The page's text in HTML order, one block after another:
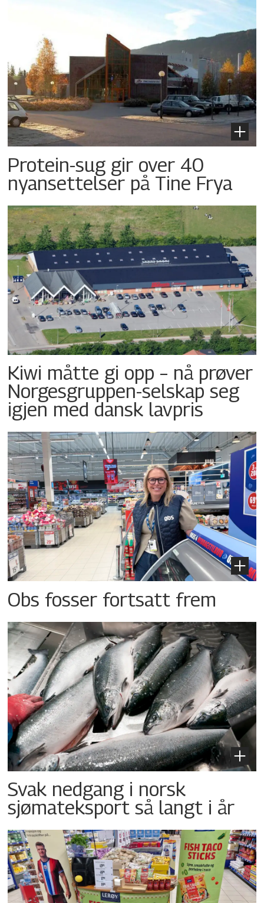
Protein-sug gir over 40
nyansettelser på Tine Frya
Kiwi måtte gi opp – nå prøver
Norgesgruppen-selskap seg
igjen med dansk lavpris
Obs fosser fortsatt frem
Svak nedgang i norsk
sjømateksport så langt i år